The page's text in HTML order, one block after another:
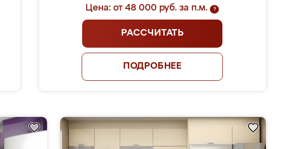
Цена: от 48 000 руб. за п.м. ?
РАССЧИТАТЬ
ПОДРОБНЕЕ